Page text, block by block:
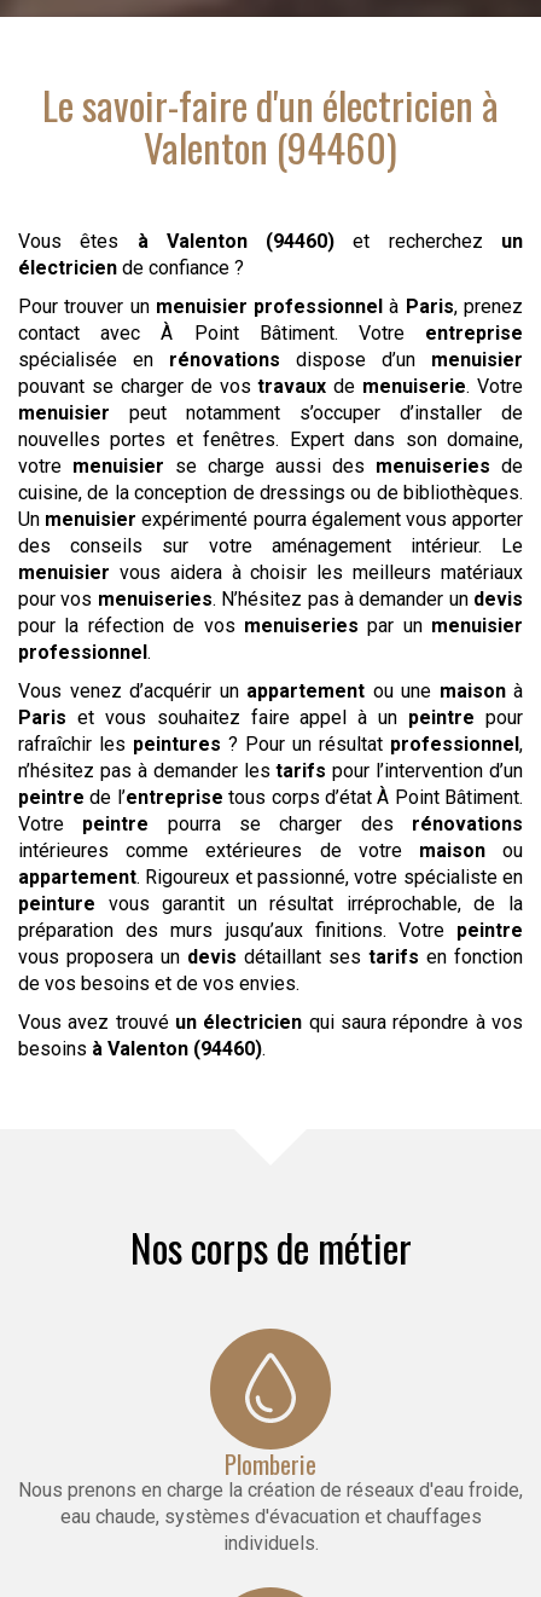
Le savoir-faire d'un électricien à
Valenton (94460)
Vous êtes à Valenton (94460) et recherchez un
électricien de confiance ?
Pour trouver un menuisier professionnel à Paris, prenez
contact avec À Point Bâtiment. Votre entreprise
spécialisée en rénovations dispose d’un menuisier
pouvant se charger de vostravaux de menuiserie. Votre
menuisier peut notamment s’occuper d’installer de
nouvelles portes et fenêtres. Expert dans son domaine,
votre menuisier se charge aussi des menuiseries de
cuisine, de la conception de dressings ou de bibliothèques.
Un menuisier expérimenté pourra également vous apporter
des conseils sur votre aménagement intérieur. Le
menuisier vous aidera à choisir les meilleurs matériaux
pour vos menuiseries. N’hésitez pas à demander un devis
pour la réfection de vos menuiseries par un menuisier
professionnel.
Vous venez d’acquérir un appartement ou une maisonà
Paris et vous souhaitez faire appel à un peintre pour
rafraîchir les peintures ? Pour un résultat professionnel,
n’hésitez pas à demander lestarifs pour l’intervention d’un
peintre de l’entreprise tous corps d’état À Point Bâtiment.
Votre peintre pourra se charger des rénovations
intérieures comme extérieures de votre maisonou
appartement. Rigoureux et passionné, votre spécialiste en
peinture vous garantit un résultat irréprochable, de la
préparation des murs jusqu’aux finitions. Votre peintre
vous proposera un devis détaillant ses tarifs en fonction
de vos besoins et de vos envies.
Vous avez trouvé un électricien qui saura répondre à vos
besoins à Valenton (94460).
Nos corps de métier
Plomberie
Nous prenons en charge la création de réseaux d'eau froide,
eau chaude, systèmes d'évacuation et chauffages
individuels.